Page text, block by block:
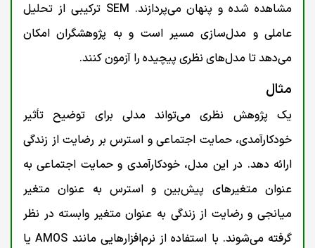
مشاهده شده و پنهان می‌پردازند. SEM ترکیبی از تحلیل
عاملی و مدل‌سازی مسیر است و به پژوهشگران امکان
می‌دهد تا مدل‌های نظری پیچیده را آزمون کنند.
مثال
یک پژوهش نظری می‌تواند مدلی برای توضیح تأثیر
خودکارآمدی، حمایت اجتماعی و استرس بر رضایت از زندگی
ارائه دهد. در این مدل، خودکارآمدی و حمایت اجتماعی به
عنوان متغیرهای پیش‌بین و استرس به عنوان متغیر
میانجی و رضایت از زندگی به عنوان متغیر وابسته در نظر
گرفته می‌شوند. با استفاده از نرم‌افزارهایی مانند AMOS یا